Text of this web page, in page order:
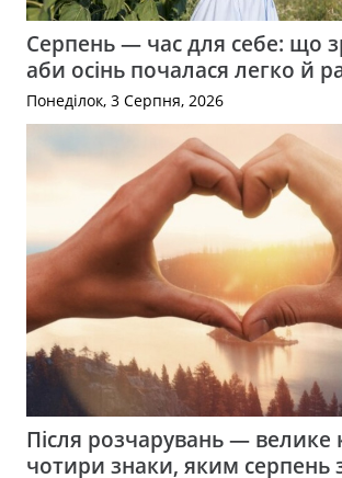
Серпень — час для себе: що
аби осінь почалася легко й
Понеділок, 3 Серпня, 2026
Після розчарувань — велике
чотири знаки, яким серпень